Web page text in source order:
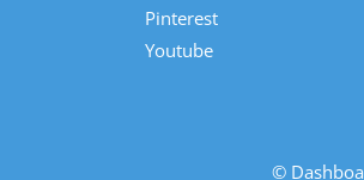
Pinterest
Youtube
©